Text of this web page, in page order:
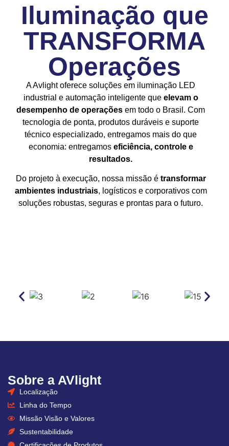
Iluminação que
TRANSFORMA
Operações
A Avlight oferece soluções em iluminação LED
industrial e automação inteligente que elevam o
desempenho de operações em todo o Brasil. Com
tecnologia de ponta, produtos duráveis e suporte
técnico especializado, entregamos mais do que
economia: entregamos eficiência, controle e
resultados.
Do projeto à execução, nossa missão étransformar
ambientes industriais, logísticos e corporativos com
soluções robustas, seguras e prontas para o futuro.
Sobre a AVlight
Localização
Linha do Tempo
Missão Visão e Valores
Sustentabilidade